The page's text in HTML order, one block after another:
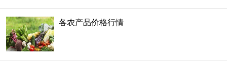
各农产品价格行情